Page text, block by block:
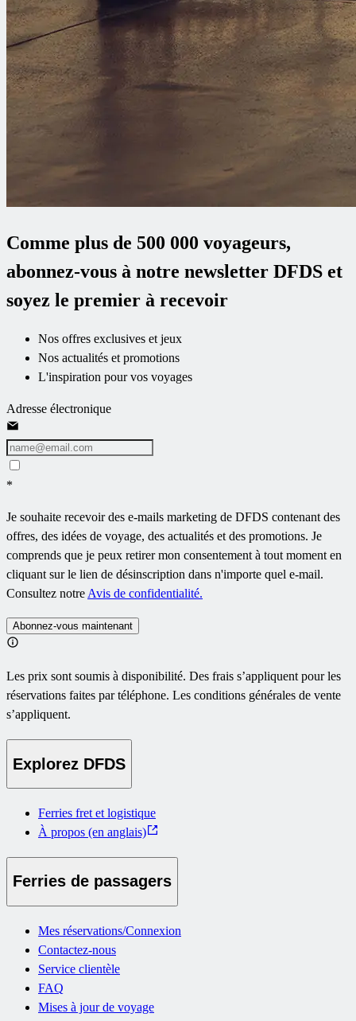
Comme plus de 500 000 voyageurs,
abonnez-vous à notre newsletter DFDS et
soyez le premier à recevoir
Nos offres exclusives et jeux
Nos actualités et promotions
L'inspiration pour vos voyages
Adresse électronique
*
Je souhaite recevoir des e-mails marketing de DFDS contenant des
offres, des idées de voyage, des actualités et des promotions. Je
comprends que je peux retirer mon consentement à tout moment en
cliquant sur le lien de désinscription dans n'importe quel e-mail.
Consultez notreAvis de confidentialité.
Abonnez-vous maintenant
Les prix sont soumis à disponibilité. Des frais s’appliquent pour les
réservations faites par téléphone. Les conditions générales de vente
s’appliquent.
Explorez DFDS
Ferries fret et logistique
À propos (en anglais)
Ferries de passagers
Mes réservations/Connexion
Contactez-nous
Service clientèle
FAQ
Mises à jour de voyage